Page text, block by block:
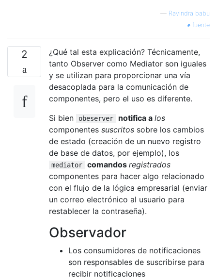
            if ( other != colleague){
        }
    }
public void unregister(Colleague
        colleagues.remove(colleague);
for (Colleague other :
        }
}
public class MediatorPatternDemo{
public static void main(String
Mediator mediator = new
ComputerColleague colleague1 =
ComputerColleague colleague2 =
ComputerColleague colleague3 =
        mediator.register(colleague1);
        mediator.register(colleague2);
        mediator.unregister(colleague1);
— Ravindra babu
fuente
2
¿Qué tal esta explicación? Técnicamente,
tanto Observer como Mediator son iguales
y se utilizan para proporcionar una vía
desacoplada para la comunicación de
componentes, pero el uso es diferente.
Si bien
obeserver notifica a los
componentes suscritos sobre los cambios
de estado (creación de un nuevo registro
de base de datos, por ejemplo), los
mediator comandos registrados
componentes para hacer algo relacionado
con el flujo de la lógica empresarial (enviar
un correo electrónico al usuario para
restablecer la contraseña).
Observador
Los consumidores de notificaciones
son responsables de suscribirse para
recibir notificaciones